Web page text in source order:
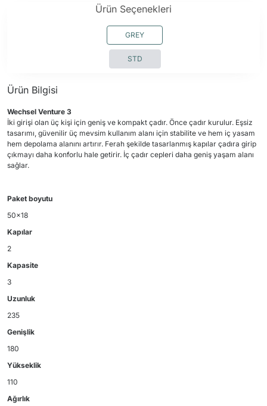
Ürün Seçenekleri
GREY
STD
Ürün Bilgisi
Wechsel Venture 3
İki girişi olan üç kişi için geniş ve kompakt çadır. Önce çadır kurulur. Eşsiz
tasarımı, güvenilir üç mevsim kullanım alanı için stabilite ve hem iç yasam
hem depolama alanını artırır. Ferah şekilde tasarlanmış kapılar çadıra girip
çıkmayı daha konforlu hale getirir. İç çadır cepleri daha geniş yaşam alanı
sağlar.
Paket boyutu
50x18
Kapılar
2
Kapasite
3
Uzunluk
235
Genişlik
180
Yükseklik
110
Ağırlık